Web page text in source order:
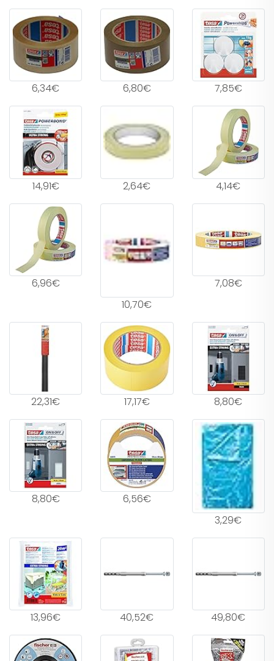
6,34€ 6,80€ 7,85€
14,91€ 2,64€ 4,14€
6,96€
10,70€
7,08€
22,31€ 17,17€ 8,80€
8,80€
6,56€
3,29€
13,96€ 40,52€ 49,80€